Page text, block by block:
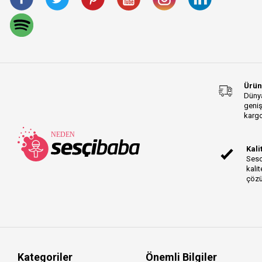
EW-DP Series
iRig Pro Duo Series
Instrument Series
Prolink Rock Instrument
Series
Kategoriler Önemli Bilgiler